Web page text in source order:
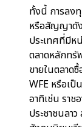
ทั้งนี้ การลง
หรือสัญญาดั
ประเทศที่มีห
ตลาดหลักทรั
ขายในตลาด
WFE หรือเป็
อาทิเช่น ราช
ประชาชนลา